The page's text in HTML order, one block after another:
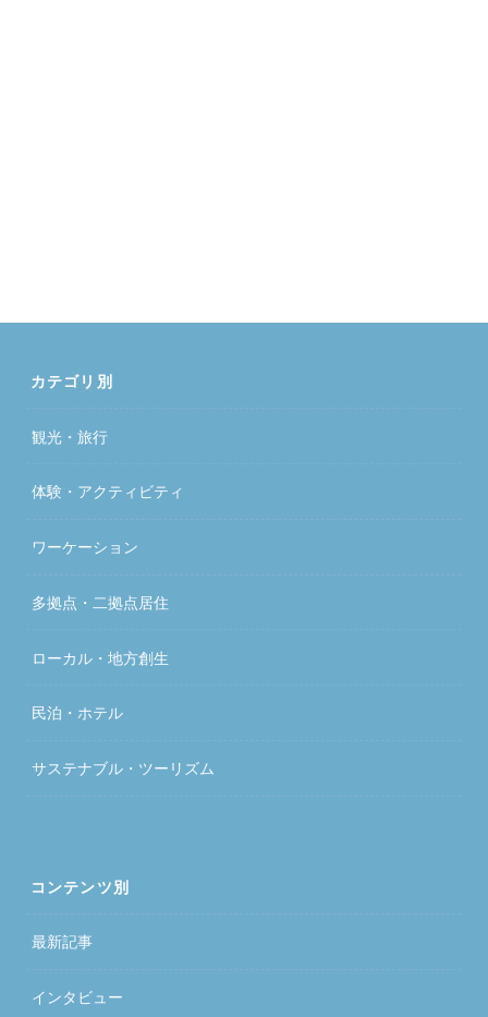
カテゴリ別
観光・旅行
体験・アクティビティ
ワーケーション
多拠点・二拠点居住
ローカル・地方創生
民泊・ホテル
サステナブル・ツーリズム
コンテンツ別
最新記事
インタビュー